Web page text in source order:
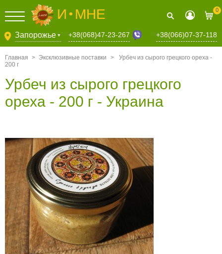
И МНЕ 0
Запорожье ▼ +38(068)47-23-267 +38(066)07-37-118
Главная > Эксклюзивные поставки >
Урбеч из сырого грецкого ореха -
200 г
Урбеч из сырого грецкого
ореха - 200 г - Украина